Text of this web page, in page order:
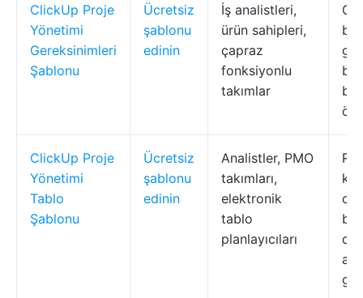
ClickUp Proje
Yönetimi
Gereksinimleri
Şablonu
Ücretsiz
şablonu
edinin
İş analistleri,
ürün sahipleri,
çapraz
fonksiyonlu
takımlar
ClickUp Proje
Yönetimi
Tablo
Şablonu
Ücretsiz
şablonu
edinin
Analistler, PMO
takımları,
elektronik
tablo
planlayıcıları